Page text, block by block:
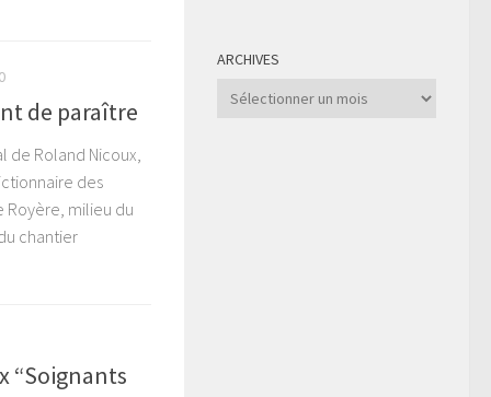
de paraître
de Roland Nicoux,
des
Royère, milieu du
chantier
“Soignants
ARCHIVES
Archives